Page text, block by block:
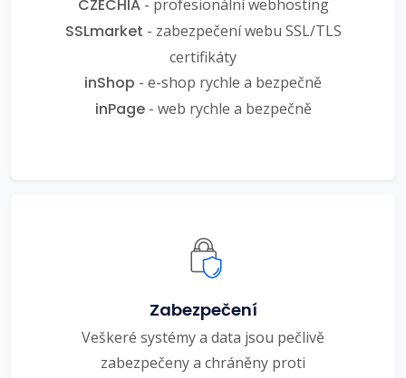
CZECHIA- profesionální webhosting
SSLmarket - zabezpečení webu SSL/TLS
certifikáty
inShop - e-shop rychle a bezpečně
inPage- web rychle a bezpečně
Zabezpečení
Veškeré systémy a data jsou pečlivě
zabezpečeny a chráněny proti